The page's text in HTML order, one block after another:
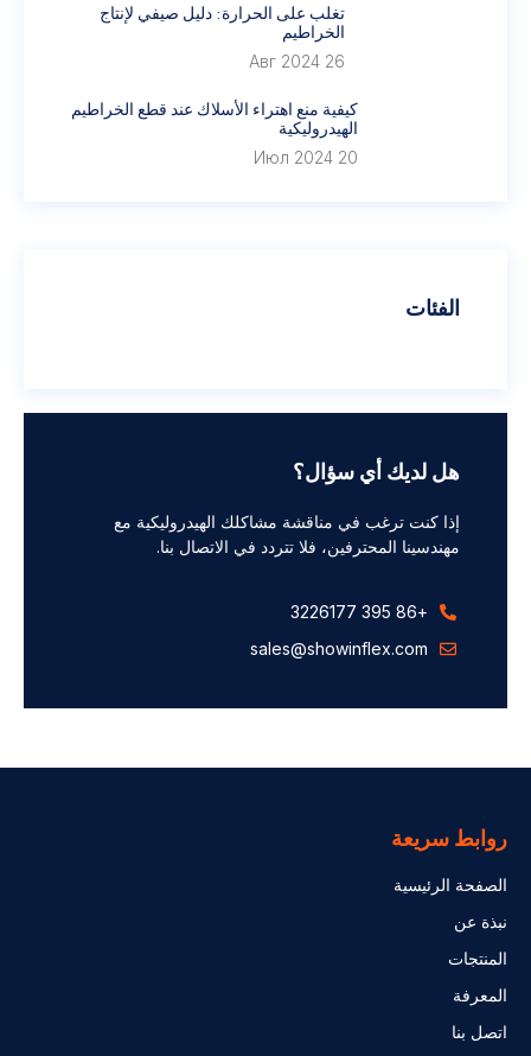
تغلب على الحرارة: دليل صيفي لإنتاج
الخراطيم
26 Авг 2024
كيفية منع اهتراء الأسلاك عند قطع الخراطيم
الهيدروليكية
20 Июл 2024
الفئات
هل لديك أي سؤال؟
إذا كنت ترغب في مناقشة مشاكلك الهيدروليكية مع
مهندسينا المحترفين، فلا تتردد في الاتصال بنا.
+86 395 3226177
sales@showinflex.com
روابط سريعة
الصفحة الرئيسية
نبذة عن
المنتجات
المعرفة
اتصل بنا